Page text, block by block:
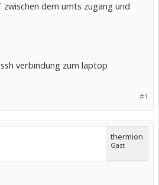
dem umts zugang und
verbindung zum laptop
#1
thermion
Gast